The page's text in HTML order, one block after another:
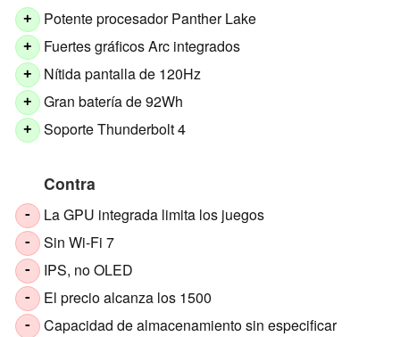
+ Potente procesador Panther Lake
+ Fuertes gráficos Arc integrados
+ Nítida pantalla de 120Hz
+ Gran batería de 92Wh
+ Soporte Thunderbolt 4
Contra
- La GPU integrada limita los juegos
- Sin Wi-Fi 7
- IPS, no OLED
- El precio alcanza los 1500
- Capacidad de almacenamiento sin especificar